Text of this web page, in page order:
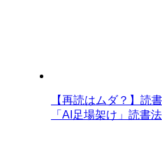
【再読はムダ？】読
「AI足場架け」読書法